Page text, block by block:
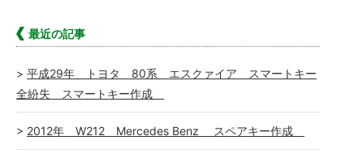
最近の記事
平成29年 トヨタ 80系 エスクァイア スマートキー
全紛失 スマートキー作成
2012年 W212 Mercedes Benz スペアキー作成